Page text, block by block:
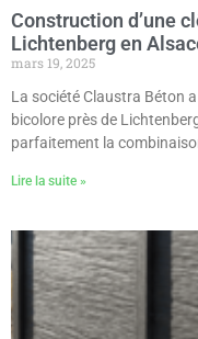
Construction d’une
Lichtenberg en
mars 19, 2025
La société Claustra Béton
bicolore près de
parfaitement la
Lire la suite »